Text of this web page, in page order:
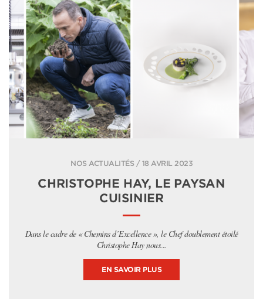
NOS ACTUALITÉS / 18 AVRIL 2023
CHRISTOPHE HAY, LE PAYSAN
CUISINIER
Dans le cadre de « Chemins d’Excellence », le Chef doublement étoilé
Christophe Hay nous...
EN SAVOIR PLUS